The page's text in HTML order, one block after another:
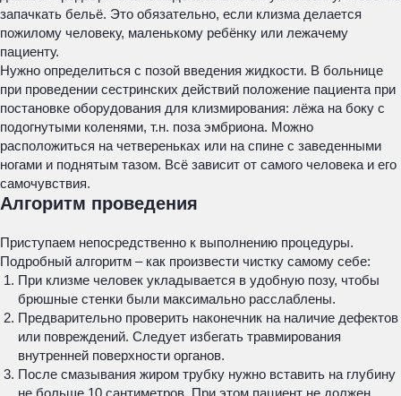
запачкать бельё. Это обязательно, если клизма делается
пожилому человеку, маленькому ребёнку или лежачему
пациенту.
Нужно определиться с позой введения жидкости. В больнице
при проведении сестринских действий положение пациента при
постановке оборудования для клизмирования: лёжа на боку с
подогнутыми коленями, т.н. поза эмбриона. Можно
расположиться на четвереньках или на спине с заведенными
ногами и поднятым тазом. Всё зависит от самого человека и его
самочувствия.
Алгоритм проведения
Приступаем непосредственно к выполнению процедуры.
Подробный алгоритм – как произвести чистку самому себе:
При клизме человек укладывается в удобную позу, чтобы
брюшные стенки были максимально расслаблены.
Предварительно проверить наконечник на наличие дефектов
или повреждений. Следует избегать травмирования
внутренней поверхности органов.
После смазывания жиром трубку нужно вставить на глубину
не больше 10 сантиметров. При этом пациент не должен